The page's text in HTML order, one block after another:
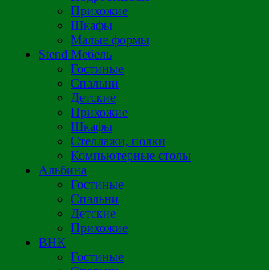
Прихожие
Шкафы
Малые формы
Stend Мебель
Гостиные
Спальни
Детские
Прихожие
Шкафы
Стеллажи, полки
Компьютерные столы
Альбина
Гостиные
Спальни
Детские
Прихожие
ВНК
Гостиные